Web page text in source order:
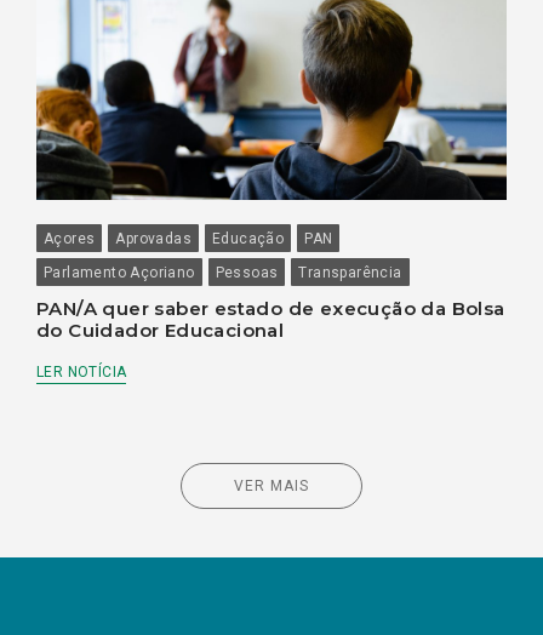
Açores Aprovadas Educação
PAN
Parlamento Açoriano
Pessoas Transparência
PAN/A quer saber estado de execução da Bolsa
do Cuidador Educacional
LER NOTÍCIA
VER MAIS